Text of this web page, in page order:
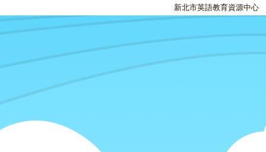
新北市英語教育資源中心